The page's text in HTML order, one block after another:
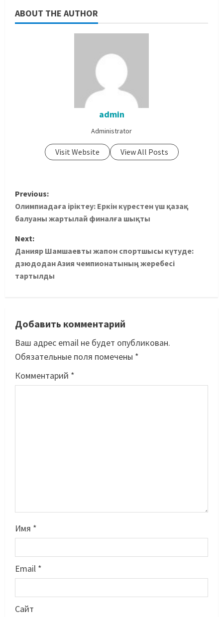
ABOUT THE AUTHOR
admin
Administrator
Visit Website View All Posts
Previous:
Олимпиадаға іріктеу: Еркін күрестен үш қазақ
балуаны жартылай финалға шықты
Next:
Данияр Шамшаевты жапон спортшысы күтуде:
дзюдодан Азия чемпионатының жеребесі
тартылды
Добавить комментарий
Ваш адрес email не будет опубликован.
Обязательные поля помечены *
Комментарий *
Имя *
Email *
Сайт